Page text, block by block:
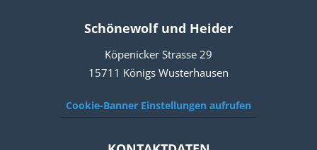
Schönewolf und Heider
Köpenicker Strasse 29
15711 Königs Wusterhausen
Cookie-Banner Einstellungen aufrufen